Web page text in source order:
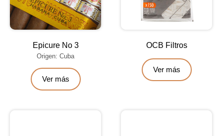
Epicure No 3
Origen: Cuba
Ver más
OCB Filtros
Ver más